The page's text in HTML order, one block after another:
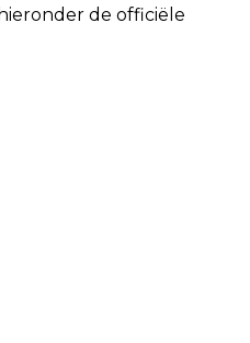
de officiële